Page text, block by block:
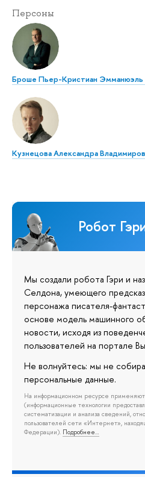
Персоны
Броше Пьер-Кристиан
Кузнецова Александра
Робот
Мы создали робота Гэри и
Селдона, умеющего
персонажа писателя-
основе модель машинного
новости, исходя из
пользователей на портале
Не волнуйтесь: мы не
персональные данные.
На информационном ресурсе
(информационные технологии
систематизации и анализа сведений,
пользователей сети «Интернет»,
Федерации). Подробнее…